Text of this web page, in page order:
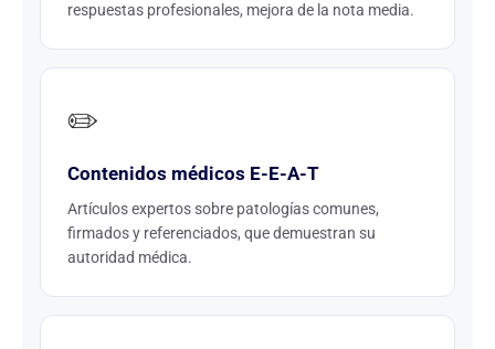
respuestas profesionales, mejora de la nota media.
✏️
Contenidos médicos E-E-A-T
Artículos expertos sobre patologías comunes,
firmados y referenciados, que demuestran su
autoridad médica.